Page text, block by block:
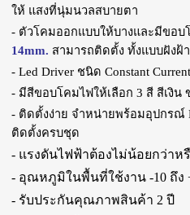
ให้ แสงที่นุ่มนวลสบายตา
- ตัวโคมออกแบบให้บางและมีขอบ
14mm. สามารถติดตั้ง ทั้งแบบฝังฝ้
- Led Driver ชนิด Constant Current
- มีสีขอบโคมไฟให้เลือก 3 สี สีเงิ
- ติดตั้งง่าย จำหน่ายพร้อมอุปกร
ติดตั้งครบชุด
- แรงดันไฟฟ้าต้องไม่น้อยกว่าห
- อุณหภูมิในพื้นที่ใช้งาน -10 ถึง
- รับประกันคุณภาพสินค้า 2 ปี